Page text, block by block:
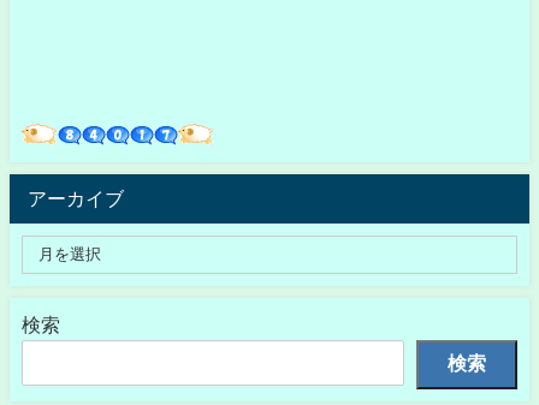
アーカイブ
検索
検索